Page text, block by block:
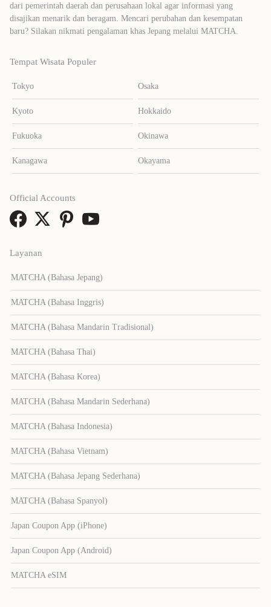
dari pemerintah daerah dan perusahaan lokal agar informasi yang
disajikan menarik dan beragam. Mencari perubahan dan kesempatan
baru? Silakan nikmati pengalaman khas Jepang melalui MATCHA.
Tempat Wisata Populer
Tokyo Osaka
Kyoto Hokkaido
Fukuoka Okinawa
Kanagawa Okayama
Layanan
MATCHA (Bahasa Jepang)
MATCHA (Bahasa Inggris)
MATCHA (Bahasa Mandarin Tradisional)
MATCHA (Bahasa Thai)
MATCHA (Bahasa Korea)
MATCHA (Bahasa Mandarin Sederhana)
MATCHA (Bahasa Indonesia)
MATCHA (Bahasa Vietnam)
MATCHA (Bahasa Jepang Sederhana)
MATCHA (Bahasa Spanyol)
Japan Coupon App (iPhone)
Japan Coupon App (Android)
MATCHA eSIM
Official Accounts